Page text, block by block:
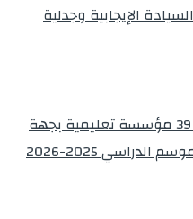
الإيجابية وجدلية
الدكتور نوفل كديلي يتفقد 39 مؤسسة تعليمية بجهة
2025-2026